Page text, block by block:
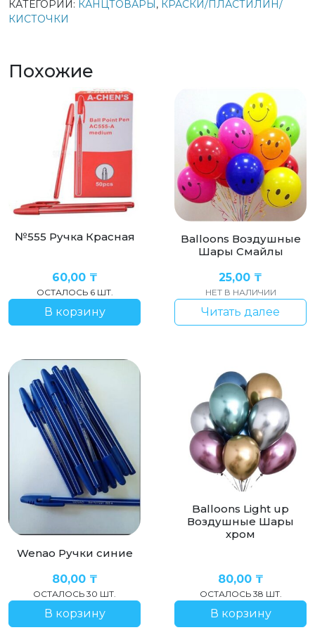
Пластилин
КАТЕГОРИИ: КАНЦТОВАРЫ, КРАСКИ/ПЛАСТИЛИН/
КИСТОЧКИ
Похожие
№555 Ручка Красная
60,00 ₸
ОСТАЛОСЬ 6 ШТ.
В корзину
Balloons Воздушные
Шары Смайлы
25,00 ₸
НЕТ В НАЛИЧИИ
Читать далее
Wenao Ручки синие
80,00 ₸
ОСТАЛОСЬ 30 ШТ.
В корзину
Balloons Light up
Воздушные Шары
хром
80,00 ₸
ОСТАЛОСЬ 38 ШТ.
В корзину